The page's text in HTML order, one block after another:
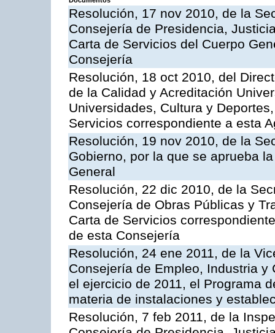
Resolución, 17 nov 2010, de la
Consejería de Presidencia,
Carta de Servicios del Cuerpo
Consejería
Resolución, 18 oct 2010, del
de la Calidad y Acreditación
Universidades, Cultura y
Servicios correspondiente a esta
Resolución, 19 nov 2010, de la
Gobierno, por la que se aprueba
General
Resolución, 22 dic 2010, de la
Consejería de Obras Públicas y
Carta de Servicios
de esta Consejería
Resolución, 24 ene 2011, de la
Consejería de Empleo, Industria
el ejercicio de 2011, el Programa
materia de instalaciones y
Resolución, 7 feb 2011, de la